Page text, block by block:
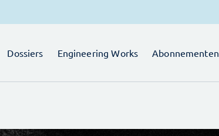
Dossiers Engineering Works Abonnementen